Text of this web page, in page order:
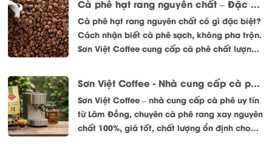
bỏ qua. Đ nổi tiếng với triết lý "Cà phê sạch
vì sức khỏe cộng đồng", Sơn Việt sở hữu danh
mục sản phẩm vô cùng đa dạng.
Cà phê hạt rang nguyên chất – Đặc điểm và cách nhận biết
Cà phê hạt rang nguyên chất có gì đặc biệt?
Cách nhận biết cà phê sạch, không pha trộn.
Sơn Việt Coffee cung cấp cà phê chất lượng,
Sơn Việt Coffee - Nhà cung cấp cà phê uy tín tại Lâm Đồng
Sơn Việt Coffee – nhà cung cấp cà phê uy tín
từ Lâm Đồng, chuyên cà phê rang xay nguyên
chất 100%, giá tốt, chất lượng ổn định cho